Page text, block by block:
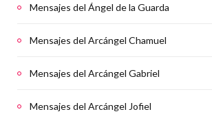
Mensajes del Ángel de la Guarda
Mensajes del Arcángel Chamuel
Mensajes del Arcángel Gabriel
Mensajes del Arcángel Jofiel